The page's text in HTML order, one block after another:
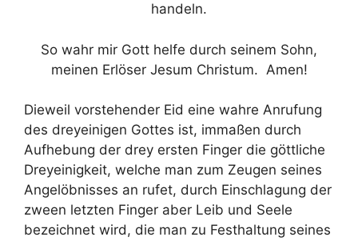
handeln.
So wahr mir Gott helfe durch seinem Sohn,
meinen Erlöser Jesum Christum. Amen!
Dieweil vorstehender Eid eine wahre Anrufung
des dreyeinigen Gottes ist, immaßen durch
Aufhebung der drey ersten Finger die göttliche
Dreyeinigkeit, welche man zum Zeugen seines
Angelöbnisses an rufet, durch Einschlagung der
zween letzten Finger aber Leib und Seele
bezeichnet wird, die man zu Festhaltung seines